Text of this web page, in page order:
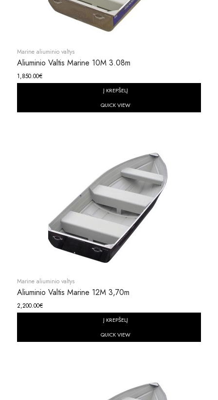
Marine aliuminio valtys
Aliuminio Valtis Marine 10M 3.08m
1,850.00€
Į KREPŠELĮ
QUICK VIEW
Marine aliuminio valtys
Aliuminio Valtis Marine 12M 3,70m
2,200.00€
Į KREPŠELĮ
QUICK VIEW